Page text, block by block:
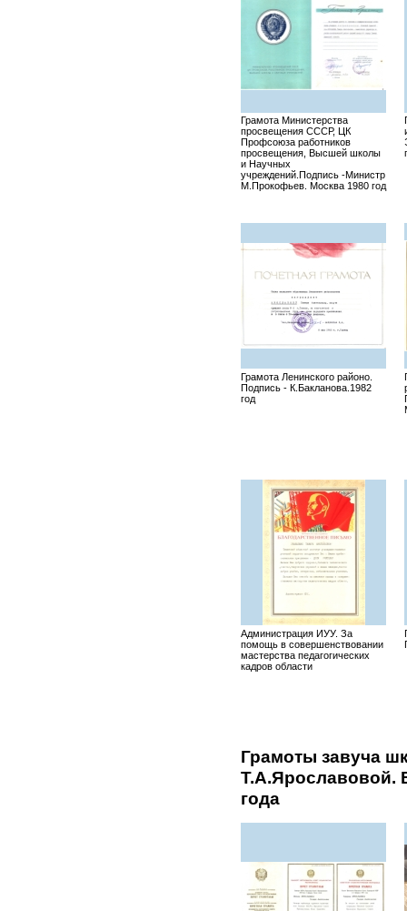
Грамота Министерства
просвещения СССР, ЦК
Профсоюза работников
просвещения, Высшей школы
и Научных
учреждений.Подпись -Министр
М.Прокофьев. Москва 1980 год
Грамота Ленинского районо.
Подпись - К.Бакланова.1982
год
Администрация ИУУ. За
помощь в совершенствовании
мастерства педагогических
кадров области
Грамоты завуча
Т.А.Ярославовой.
года